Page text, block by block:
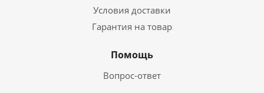
Условия доставки
Гарантия на товар
Помощь
Вопрос-ответ